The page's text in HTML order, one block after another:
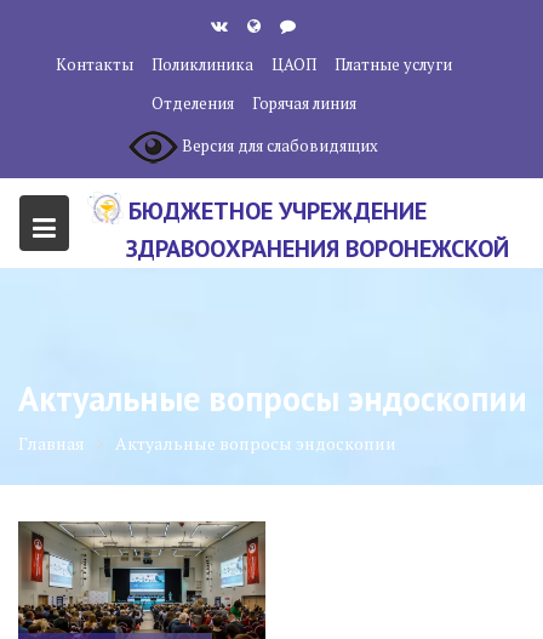
содержанию
Контакты Поликлиника ЦАОП
Платные услуги
Отделения
Горячая линия
Версия для слабовидящих
БЮДЖЕТНОЕ УЧРЕЖДЕНИЕ
ЗДРАВООХРАНЕНИЯ ВОРОНЕЖСКОЙ
ЦЕНТР"
Актуальные вопросы эндоскопии
Главная Актуальные вопросы эндоскопии